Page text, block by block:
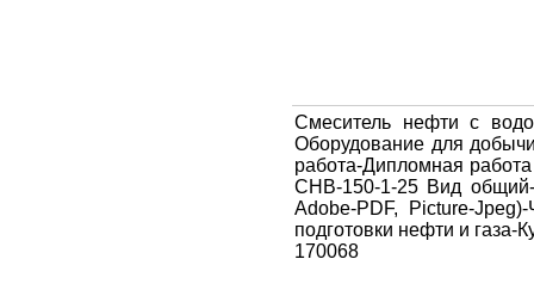
Смеситель нефти с
Оборудование для
работа-Дипломная
СНВ-150-1-25 Вид общий-
Adobe-PDF, Picture-
подготовки нефти и газа-
170068